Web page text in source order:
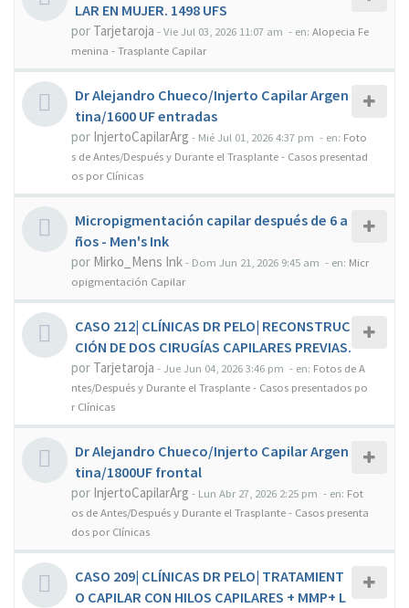
LAR EN MUJER. 1498 UFS
por Tarjetaroja -Vie Jul 03, 2026 11:07 am - en: Alopecia Fe
menina - Trasplante Capilar
Dr Alejandro Chueco/Injerto Capilar Argen
tina/1600 UF entradas
por InjertoCapilarArg - Mié Jul 01, 2026 4:37 pm - en: Foto
s de Antes/Después y Durante el Trasplante - Casos presentad
os por Clínicas
Micropigmentación capilar después de 6 a
ños - Men's Ink
por Mirko_Mens Ink- Dom Jun 21, 2026 9:45 am - en: Micr
opigmentación Capilar
CASO 212| CLÍNICAS DR PELO| RECONSTRUC
CIÓN DE DOS CIRUGÍAS CAPILARES PREVIAS.
por Tarjetaroja -Jue Jun 04, 2026 3:46 pm - en: Fotos de A
ntes/Después y Durante el Trasplante - Casos presentados po
r Clínicas
Dr Alejandro Chueco/Injerto Capilar Argen
tina/1800UF frontal
por InjertoCapilarArg - Lun Abr 27, 2026 2:25 pm - en: Fot
os de Antes/Después y Durante el Trasplante - Casos presenta
dos por Clínicas
CASO 209| CLÍNICAS DR PELO| TRATAMIENT
O CAPILAR CON HILOS CAPILARES + MMP+ L